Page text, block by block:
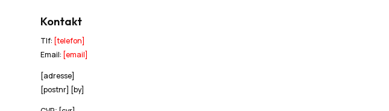
Kontakt
Tlf: [telefon]
Email: [email]
[adresse]
[postnr] [by]